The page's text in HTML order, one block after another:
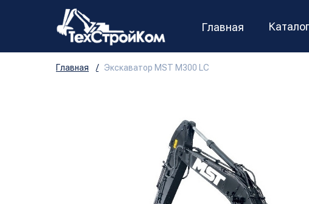
Главная Каталог
Главная / Экскаватор MST M300 LC